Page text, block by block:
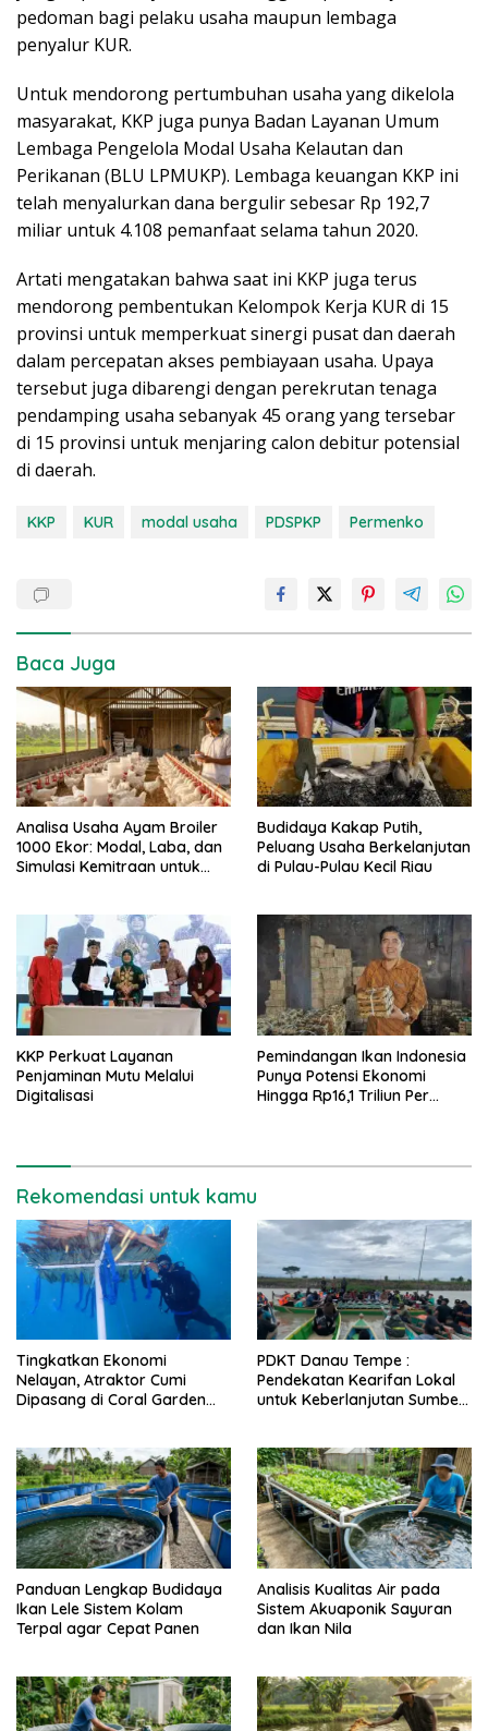
pedoman bagi pelaku usaha maupun lembaga
penyalur KUR.
Untuk mendorong pertumbuhan usaha yang dikelola
masyarakat, KKP juga punya Badan Layanan Umum
Lembaga Pengelola Modal Usaha Kelautan dan
Perikanan (BLU LPMUKP). Lembaga keuangan KKP ini
telah menyalurkan dana bergulir sebesar Rp 192,7
miliar untuk 4.108 pemanfaat selama tahun 2020.
Artati mengatakan bahwa saat ini KKP juga terus
mendorong pembentukan Kelompok Kerja KUR di 15
provinsi untuk memperkuat sinergi pusat dan daerah
dalam percepatan akses pembiayaan usaha. Upaya
tersebut juga dibarengi dengan perekrutan tenaga
pendamping usaha sebanyak 45 orang yang tersebar
di 15 provinsi untuk menjaring calon debitur potensial
di daerah.
KKP KUR modal usaha PDSPKP Permenko
Baca Juga
Analisa Usaha Ayam Broiler
1000 Ekor: Modal, Laba, dan
Simulasi Kemitraan untuk
Budidaya Kakap Putih,
Peluang Usaha Berkelanjutan
di Pulau-Pulau Kecil Riau
KKP Perkuat Layanan
Penjaminan Mutu Melalui
Digitalisasi
Pemindangan Ikan Indonesia
Punya Potensi Ekonomi
Hingga Rp16,1 Triliun Per
Rekomendasi untuk kamu
Tingkatkan Ekonomi
Nelayan, Atraktor Cumi
Dipasang di Coral Garden
PDKT Danau Tempe :
Pendekatan Kearifan Lokal
untuk Keberlanjutan Sumber
Panduan Lengkap Budidaya
Ikan Lele Sistem Kolam
Terpal agar Cepat Panen
Analisis Kualitas Air pada
Sistem Akuaponik Sayuran
dan Ikan Nila